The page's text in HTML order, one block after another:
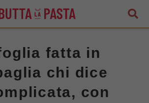
fatta in
chi dice
con